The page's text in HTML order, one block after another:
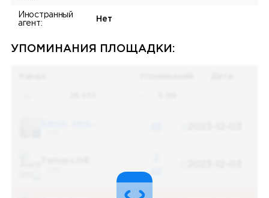
Иностранный
агент:
Нет
УПОМИНАНИЯ ПЛОЩАДКИ:
48